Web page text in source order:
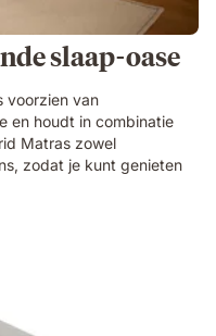
slaap-oase
voorzien van
en houdt in combinatie
Matras zowel
zodat je kunt genieten